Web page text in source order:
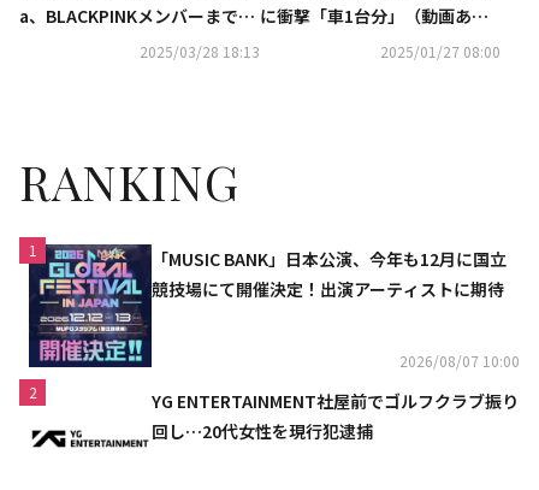
a、BLACKPINKメンバーまで
続々…韓国の山火事の被害支援
2025/03/28 18:13
に衝撃「車1台分」（動画あ
2025/01/27 08:00
RANKING
1
「MUSIC BANK」日本公演、今年も12月に国立
競技場にて開催決定！出演アーティストに期待
2026/08/07 10:00
2
YG ENTERTAINMENT社屋前でゴルフクラブ振り
回し…20代女性を現行犯逮捕